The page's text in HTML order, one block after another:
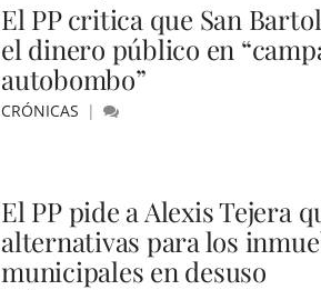
El PP critica que San
el dinero público en
autobombo”
CRÓNICAS
El PP pide a Alexis Tejera
alternativas para los
municipales en desuso